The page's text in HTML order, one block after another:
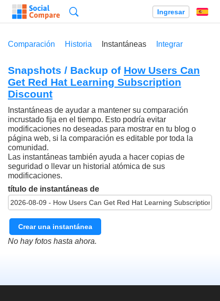
Ingresar
Comparación Historia Instantáneas Integrar
Snapshots / Backup of How Users Can
Get Red Hat Learning Subscription
Discount
Instantáneas de ayudar a mantener su comparación
incrustado fija en el tiempo. Esto podría evitar
modificaciones no deseadas para mostrar en tu blog o
página web, si la comparación es editable por toda la
comunidad.
Las instantáneas también ayuda a hacer copias de
seguridad o llevar un historial atómica de sus
modificaciones.
título de instantáneas de
Crear una instantánea
No hay fotos hasta ahora.